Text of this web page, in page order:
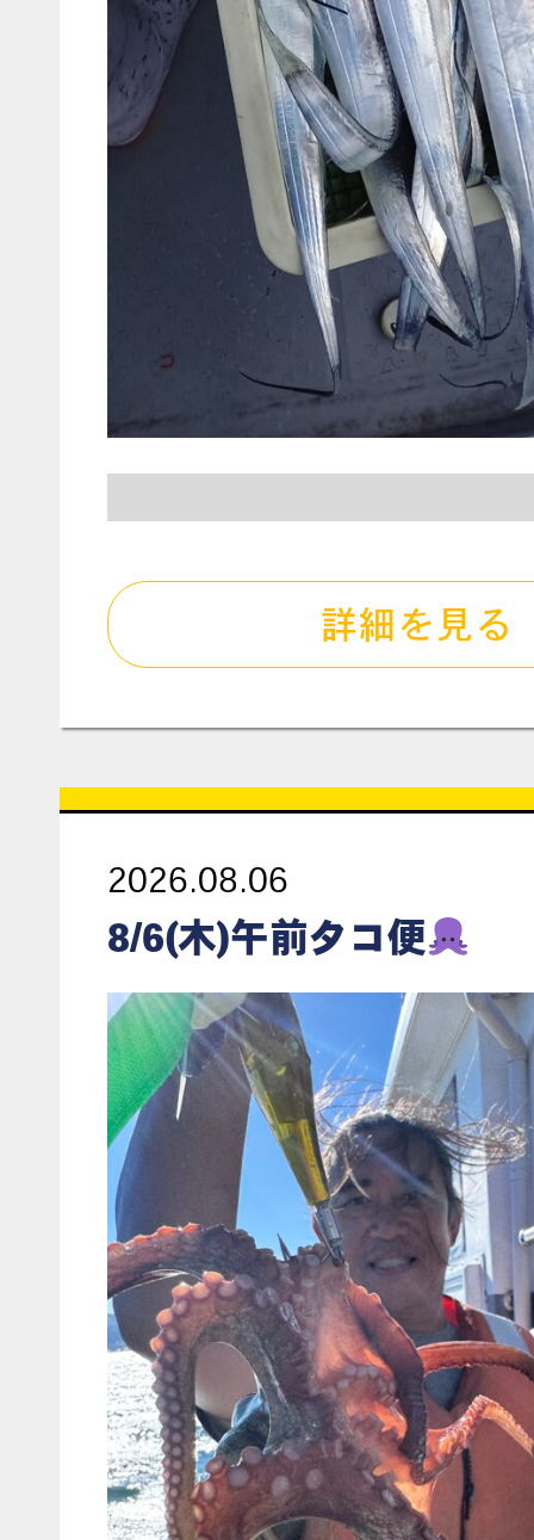
詳細を見る
2026.08.06
8/6(木)午前タコ便